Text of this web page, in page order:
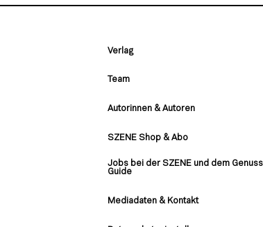
Verlag
Team
Autorinnen & Autoren
SZENE Shop & Abo
Jobs bei der SZENE und dem
Guide
Mediadaten & Kontakt